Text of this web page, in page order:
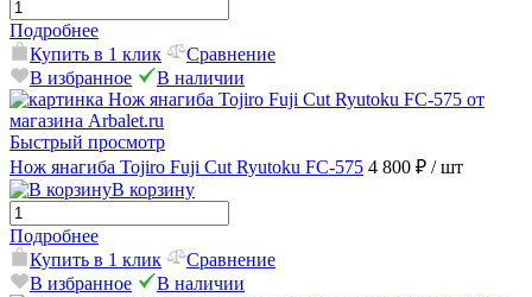
Подробнее
Купить в 1 клик
Сравнение
В избранное
В наличии
Быстрый просмотр
Нож янагиба Tojiro Fuji Cut Ryutoku FC-575 4 800 ₽ / шт
В корзину
Подробнее
Купить в 1 клик
Сравнение
В избранное
В наличии